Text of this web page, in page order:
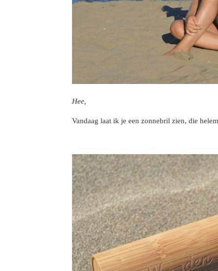
Hee,
Vandaag laat ik je een zonnebril zien, die